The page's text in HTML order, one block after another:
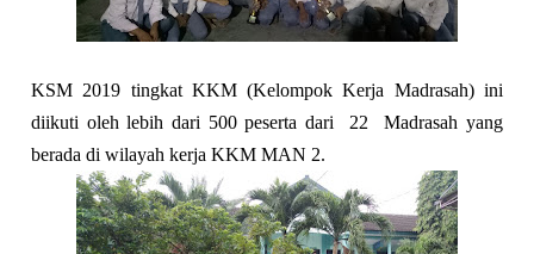
KSM 2019 tingkat KKM (Kelompok Kerja Madrasah) ini
diikuti oleh lebih dari 500 peserta dari
22
Madrasah yang
berada di wilayah kerja KKM MAN 2.